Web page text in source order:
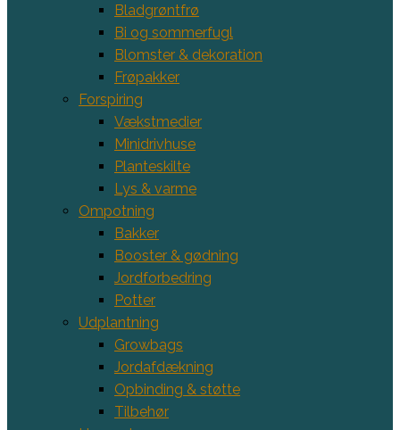
Bladgrøntfrø
Bi og sommerfugl
Blomster & dekoration
Frøpakker
Forspiring
Vækstmedier
Minidrivhuse
Planteskilte
Lys & varme
Ompotning
Bakker
Booster & gødning
Jordforbedring
Potter
Udplantning
Growbags
Jordafdækning
Opbinding & støtte
Tilbehør